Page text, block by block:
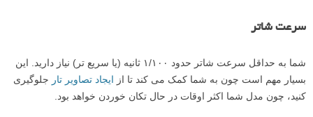
سرعت شاتر
شما به حداقل سرعت شاتر حدود ۱/۱۰۰ ثانیه (یا سریع تر) نیاز دارید. این
بسیار مهم است چون به شما کمک می کند تا از ایجاد تصاویر تار جلوگیری
کنید، چون مدل شما اکثر اوقات در حال تکان خوردن خواهد بود.